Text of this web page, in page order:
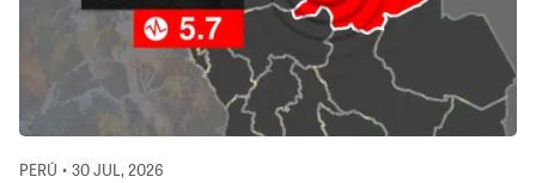
PERÚ • 30 JUL, 2026